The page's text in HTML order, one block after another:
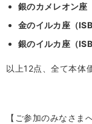
銀のカメレオン座
金のイルカ座（
銀のイルカ座（
以上12点、全て本体
【ご参加のみなさまへ